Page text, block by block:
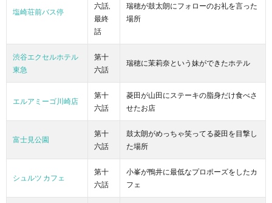
塩崎荘前バス停
六話,
最終
話
瑞穂が鼓太朗にフォローのお礼を言った
場所
渋谷エクセルホテル
東急
第十
六話
瑞穂に茉莉奈という妹ができたホテル
エルアミーゴ川崎店
第十
六話
菱田が山田にステーキの脂身だけ食べさ
せたお店
富士見公園
第十
六話
鼓太朗がめっちゃ笑ってる菱田を目撃し
た場所
シュルツ カフェ
第十
六話
小峯が鴨井に最低なプロポーズをしたカ
フェ